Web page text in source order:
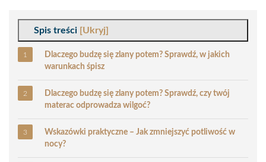
Spis treści [Ukryj]
Dlaczego budzę się zlany potem? Sprawdź, w jakich
warunkach śpisz
Dlaczego budzę się zlany potem? Sprawdź, czy twój
materac odprowadza wilgoć?
Wskazówki praktyczne – Jak zmniejszyć potliwość w
nocy?